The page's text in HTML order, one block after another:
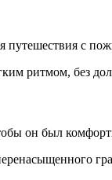
путешествия с
ритмом, без
он был